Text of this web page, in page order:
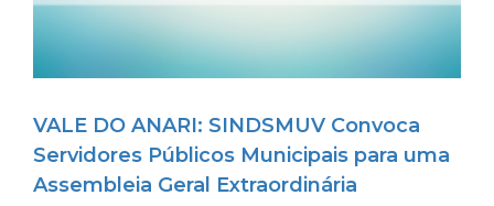
VALE DO ANARI: SINDSMUV Convoca
Servidores Públicos Municipais para uma
Assembleia Geral Extraordinária